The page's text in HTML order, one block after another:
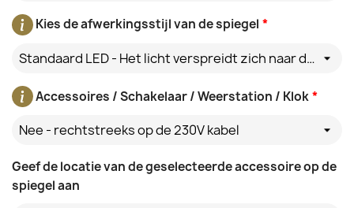
*
Kies de afwerkingsstijl van de spiegel
Standaard LED - Het licht verspreidt zich naar de muur achter de spiegel
*
Accessoires / Schakelaar / Weerstation / Klok
Nee - rechtstreeks op de 230V kabel
Geef de locatie van de geselecteerde accessoire op de
spiegel aan